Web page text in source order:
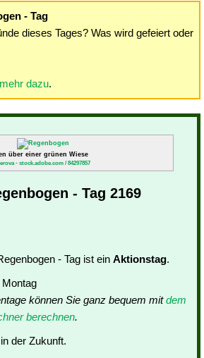
- Tag
dieses Tages? Was wird gefeiert oder
dazu.
über einer grünen Wiese
- stock.adobe.com / 84297857
- Tag 2169
- Tag ist ein Aktionstag.
Montag
können Sie ganz bequem mitdem
berechnen.
der Zukunft.